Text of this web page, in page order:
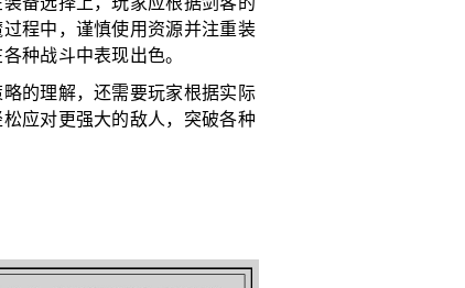
程中，谨慎使用资源并注重装
种战斗中表现出色。
的理解，还需要玩家根据实际
应对更强大的敌人，突破各种